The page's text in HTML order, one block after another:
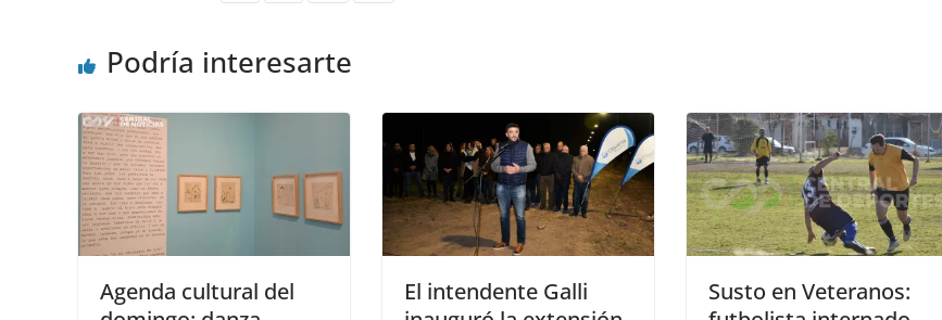
Podría interesarte
Agenda cultural del
El intendente Galli
Susto en Veteranos: